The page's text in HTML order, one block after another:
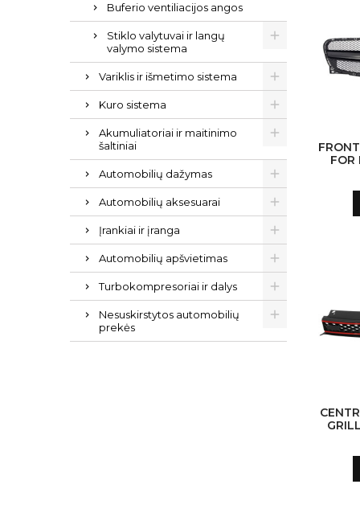
Buferio ventiliacijos angos
Stiklo valytuvai ir langų
valymo sistema
Variklis ir išmetimo sistema
Kuro sistema
Akumuliatoriai ir maitinimo
šaltiniai
Automobilių dažymas
Automobilių aksesuarai
Įrankiai ir įranga
Automobilių apšvietimas
Turbokompresoriai ir dalys
Nesuskirstytos automobilių
prekės
FOR
VW